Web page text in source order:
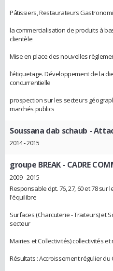
Pâtissiers, Restaurateurs
la commercialisation de produits à
clientèle
Mise en place des nouvelles
l'étiquetage. Développement de la
concurrentielle
prospection sur les secteurs
marchés publics
Soussana dab schaub -
2014 - 2015
groupe BREAK- CADRE
2009 - 2015
Responsable dpt. 76, 27, 60 et 78
l'équilibre
Surfaces (Charcuterie - Traiteurs) et
secteur
Mairies et Collectivités) collectivités et
Résultats : Accroissement régulier du